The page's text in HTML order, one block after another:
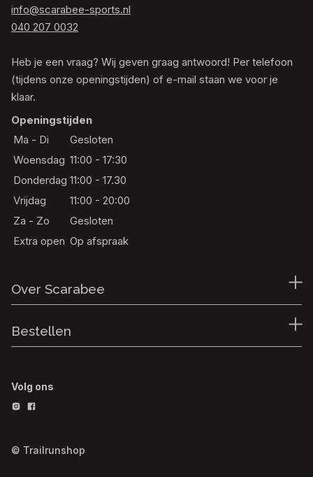
info@scarabee-sports.nl
040 207 0032
Heb je een vraag? Wij geven graag antwoord! Per telefoon
(tijdens onze openingstijden) of e-mail staan we voor je
klaar.
Openingstijden
Ma - Di
Gesloten
Woensdag 11:00 - 17:30
Donderdag 11:00 - 17.30
Vrijdag
11:00 - 20:00
Za - Zo
Gesloten
Extra open Op afspraak
Over Scarabee
Bestellen
Volg ons
© Trailrunshop